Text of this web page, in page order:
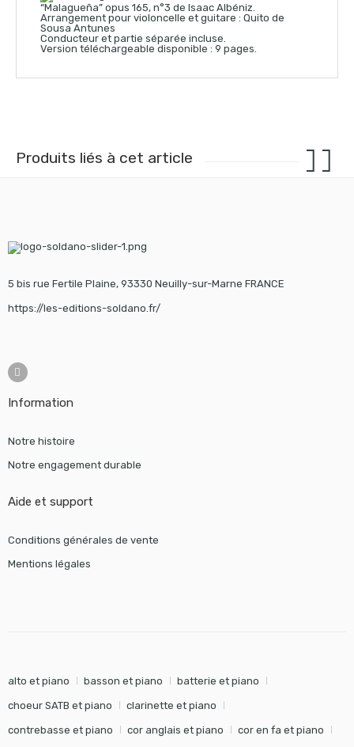
“Malagueña” opus 165, n°3 de Isaac Albéniz.
Arrangement pour violoncelle et guitare : Quito de
Sousa Antunes
Conducteur et partie séparée incluse.
Version téléchargeable disponible : 9 pages.
Produits liés à cet article
5 bis rue Fertile Plaine, 93330 Neuilly-sur-Marne FRANCE
https://les-editions-soldano.fr/
Information
Notre histoire
Notre engagement durable
Aide et support
Conditions générales de vente
Mentions légales
alto et piano basson et piano batterie et piano
choeur SATB et piano clarinette et piano
contrebasse et piano cor anglais et piano cor en fa et piano